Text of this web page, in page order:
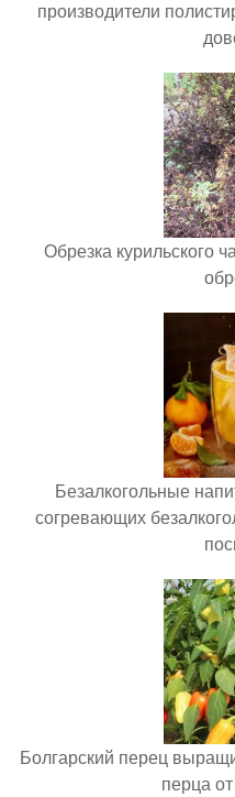
производители
Обрезка курильского
Безалкогольные
согревающих
Болгарский перец
перца